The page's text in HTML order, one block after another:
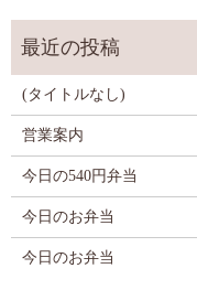
(タイトルなし)
営業案内
今日の540円弁当
今日のお弁当
今日のお弁当